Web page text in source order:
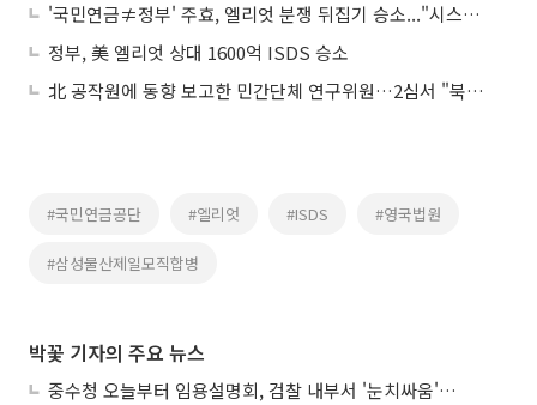
'국민연금≠정부' 주효, 엘리엇 분쟁 뒤집기 승소..."시스템 투명하게 재정비해야" 지적도
정부, 美 엘리엇 상대 1600억 ISDS 승소
北 공작원에 동향 보고한 민간단체 연구위원…2심서 "북한은 반국가단체 아냐"
#국민연금공단 #엘리엇 #ISDS #영국법원
#삼성물산제일모직합병
박꽃 기자의 주요 뉴스
중수청 오늘부터 임용설명회, 검찰 내부서 '눈치싸움' 기류변화도